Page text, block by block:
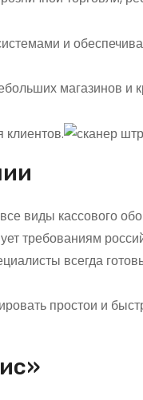
и
магазинов и
клиентов.
виды кассового
требованиям
всегда
простои и